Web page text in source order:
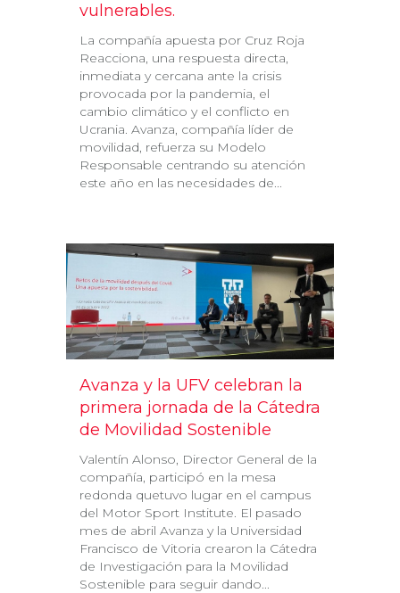
vulnerables.
La compañía apuesta por Cruz Roja
Reacciona, una respuesta directa,
inmediata y cercana ante la crisis
provocada por la pandemia, el
cambio climático y el conflicto en
Ucrania. Avanza, compañía líder de
movilidad, refuerza su Modelo
Responsable centrando su atención
este año en las necesidades de...
Avanza y la UFV celebran la
primera jornada de la Cátedra
de Movilidad Sostenible
Valentín Alonso, Director General de la
compañía, participó en la mesa
redonda quetuvo lugar en el campus
del Motor Sport Institute. El pasado
mes de abril Avanza y la Universidad
Francisco de Vitoria crearon la Cátedra
de Investigación para la Movilidad
Sostenible para seguir dando...